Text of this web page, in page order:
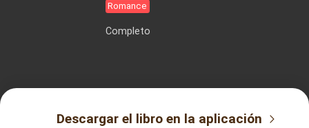
Romance
Completo
Descargar el libro en la aplicación